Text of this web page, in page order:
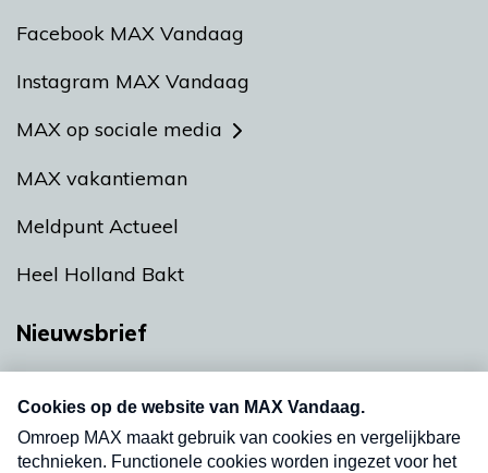
Facebook MAX Vandaag
Instagram MAX Vandaag
MAX op sociale media
MAX vakantieman
Meldpunt Actueel
Heel Holland Bakt
Nieuwsbrief
nieuwsbrief. Elke vrijdag- en dinsdagochtend in
uw mailbox.